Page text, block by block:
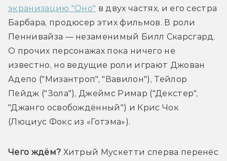
экранизацию "Оно" в двух частях, и его сестра
Барбара, продюсер этих фильмов. В роли
Пеннивайза — незаменимый Билл Скарсгард.
О прочих персонажах пока ничего не
известно, но ведущие роли играют Джован
Адепо ("Мизантроп", "Вавилон"), Тейлор
Пейдж ("Зола"), Джеймс Римар ("Декстер",
"Джанго освобождённый") и Крис Чок
(Люциус Фокс из «Готэма»).
Чего ждём? Хитрый Мускетти сперва перенёс